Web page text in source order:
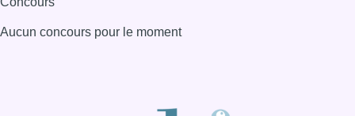
Aucun concours pour le moment